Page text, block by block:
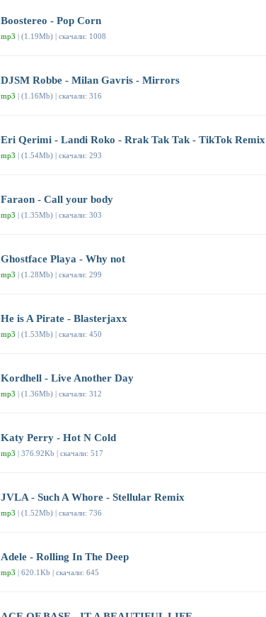
Boostereo - Pop Corn
mp3 | (1.19Mb) | скачали: 1008
DJSM Robbe - Milan Gavris - Mirrors
mp3 | (1.16Mb) | скачали: 316
Eri Qerimi - Landi Roko - Rrak Tak Tak - TikTok Remix
mp3 | (1.54Mb) | скачали: 293
Faraon - Call your body
mp3 | (1.35Mb) | скачали: 303
Ghostface Playa - Why not
mp3 | (1.28Mb) | скачали: 299
He is A Pirate - Blasterjaxx
mp3 | (1.53Mb) | скачали: 450
Kordhell - Live Another Day
mp3 | (1.36Mb) | скачали: 312
Katy Perry - Hot N Cold
mp3 | 376.92Kb | скачали: 517
JVLA - Such A Whore - Stellular Remix
mp3 | (1.52Mb) | скачали: 736
Adele - Rolling In The Deep
mp3 | 620.1Kb | скачали: 645